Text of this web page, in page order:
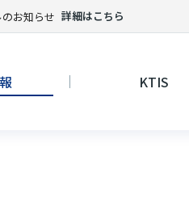
お知らせ 詳細はこちら
KTIS